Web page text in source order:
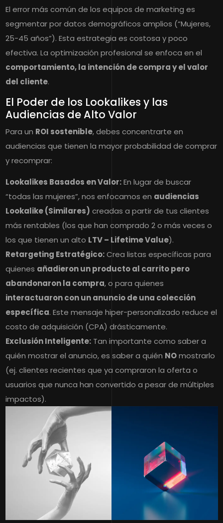
El error más común de los equipos de marketing es
segmentar por datos demográficos amplios (“Mujeres,
25-45 años”). Esta estrategia es costosa y poco
efectiva. La optimización profesional se enfoca en el
comportamiento, la intención de compra y el valor
del cliente.
El Poder de los Lookalikes y las
Audiencias de Alto Valor
Para un ROI sostenible, debes concentrarte en
audiencias que tienen la mayor probabilidad de comprar
y recomprar:
Lookalikes Basados en Valor:En lugar de buscar
“todas las mujeres”, nos enfocamos en audiencias
Lookalike (Similares) creadas a partir de tus clientes
más rentables (los que han comprado 2 o más veces o
los que tienen un alto LTV – Lifetime Value).
Retargeting Estratégico:Crea listas específicas para
quienes añadieron un producto al carrito pero
abandonaron la compra, o para quienes
interactuaron con un anuncio de una colección
específica. Este mensaje hiper-personalizado reduce el
costo de adquisición (CPA) drásticamente.
Exclusión Inteligente:Tan importante como saber a
quién mostrar el anuncio, es saber a quién NOmostrarlo
(ej. clientes recientes que ya compraron la oferta o
usuarios que nunca han convertido a pesar de múltiples
impactos).